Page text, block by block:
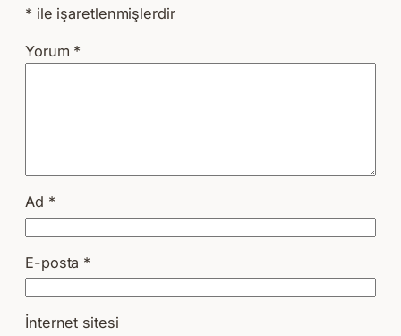
* ile işaretlenmişlerdir
Yorum *
Ad *
E-posta *
İnternet sitesi